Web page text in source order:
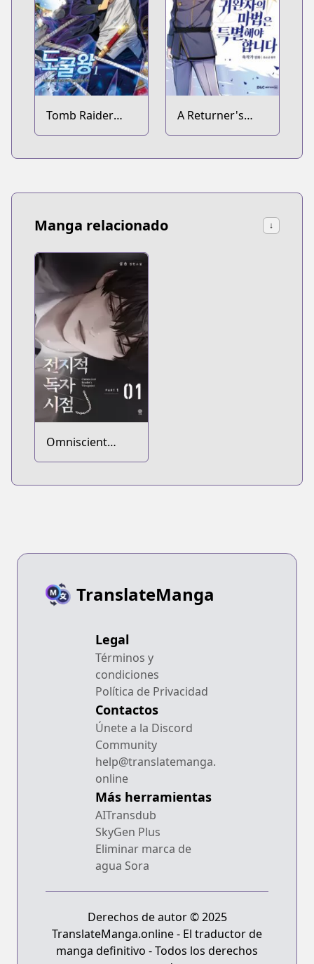
Tomb Raider
King
A Returner's
Magic Should Be
Manga relacionado ↓
Omniscient
Reader's
TranslateManga
Legal
Términos y
condiciones
Política de Privacidad
Contactos
Únete a la Discord
Community
help@translatemanga.
online
Más herramientas
AITransdub
SkyGen Plus
Eliminar marca de
agua Sora
Derechos de autor © 2025
TranslateManga.online - El traductor de
manga definitivo - Todos los derechos